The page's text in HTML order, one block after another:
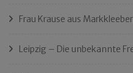
Frau Krause aus
Leipzig – Die unbekannte